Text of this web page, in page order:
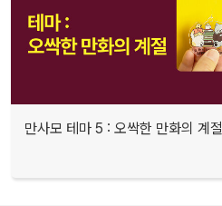
만사모 테마 5 : 오싹한 만화의 계절